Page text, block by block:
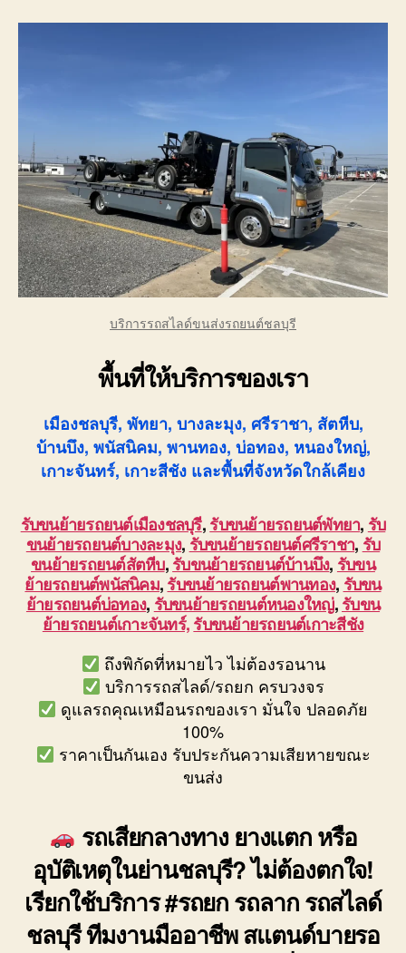
บริการรถสไลด์ขนส่งรถยนต์ชลบุรี
พื้นที่ให้บริการของเรา
เมืองชลบุรี, พัทยา, บางละมุง, ศรีราชา, สัตหีบ,
บ้านบึง, พนัสนิคม, พานทอง, บ่อทอง, หนองใหญ่,
เกาะจันทร์, เกาะสีชัง และพื้นที่จังหวัดใกล้เคียง
รับขนย้ายรถยนต์เมืองชลบุรี,รับขนย้ายรถยนต์พัทยา, รับ
ขนย้ายรถยนต์บางละมุง, รับขนย้ายรถยนต์ศรีราชา, รับ
ขนย้ายรถยนต์สัตหีบ,รับขนย้ายรถยนต์บ้านบึง, รับขน
ย้ายรถยนต์พนัสนิคม,รับขนย้ายรถยนต์พานทอง, รับขน
ย้ายรถยนต์บ่อทอง, รับขนย้ายรถยนต์หนองใหญ่,รับขน
ย้ายรถยนต์เกาะจันทร์,รับขนย้ายรถยนต์เกาะสีชัง
ถึงพิกัดที่หมายไว ไม่ต้องรอนาน
บริการรถสไลด์/รถยก ครบวงจร
ดูแลรถคุณเหมือนรถของเรา มั่นใจ ปลอดภัย
100%
ราคาเป็นกันเอง รับประกันความเสียหายขณะ
ขนส่ง
รถเสียกลางทาง ยางแตก หรือ
อุบัติเหตุในย่านชลบุรี? ไม่ต้องตกใจ!
เรียกใช้บริการ #รถยก รถลาก รถสไลด์
ชลบุรี ทีมงานมืออาชีพ สแตนด์บายรอ